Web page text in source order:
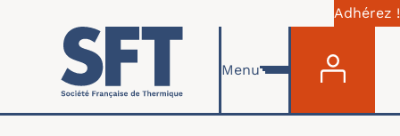
Skip to main content
Adhérez !
Menu